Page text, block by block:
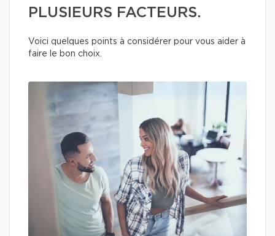
PLUSIEURS FACTEURS.
Voici quelques points à considérer pour vous aider à
faire le bon choix.